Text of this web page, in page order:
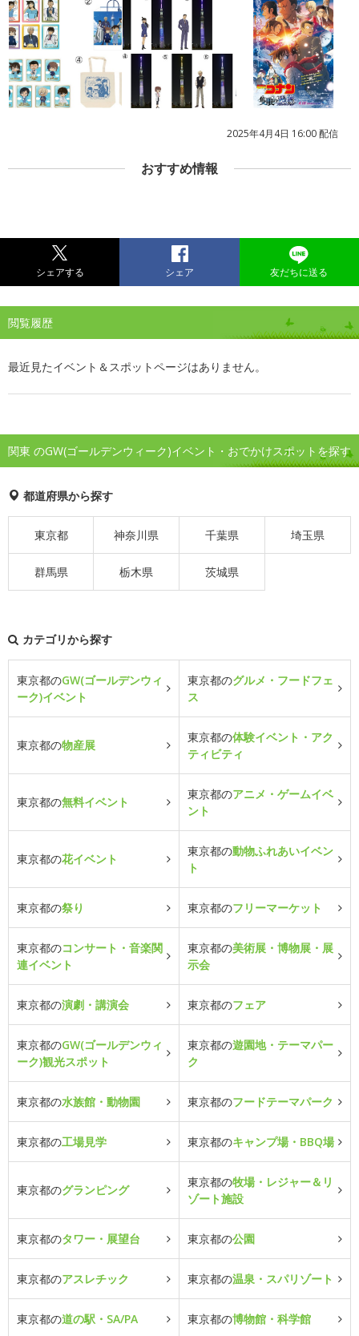
2025年4月4日 16:00 配信
おすすめ情報
シェアする シェア 友だちに送る
閲覧履歴
最近見たイベント＆スポットページはありません。
関東 のGW(ゴールデンウィーク)イベント・おでかけスポットを探す
都道府県から探す
東京都 神奈川県 千葉県 埼玉県
群馬県 栃木県 茨城県
カテゴリから探す
東京都のGW(ゴールデンウィ
ーク)イベント
東京都のグルメ・フードフェ
ス
東京都の物産展
東京都の体験イベント・アク
ティビティ
東京都の無料イベント
東京都のアニメ・ゲームイベ
ント
東京都の花イベント
東京都の動物ふれあいイベン
ト
東京都の祭り 東京都のフリーマーケット
東京都のコンサート・音楽関
連イベント
東京都の美術展・博物展・展
示会
東京都の演劇・講演会 東京都のフェア
東京都のGW(ゴールデンウィ
ーク)観光スポット
東京都の遊園地・テーマパー
ク
東京都の水族館・動物園 東京都のフードテーマパーク
東京都の工場見学 東京都のキャンプ場・BBQ場
東京都のグランピング
東京都の牧場・レジャー＆リ
ゾート施設
東京都のタワー・展望台 東京都の公園
東京都のアスレチック 東京都の温泉・スパリゾート
東京都の道の駅・SA/PA 東京都の博物館・科学館